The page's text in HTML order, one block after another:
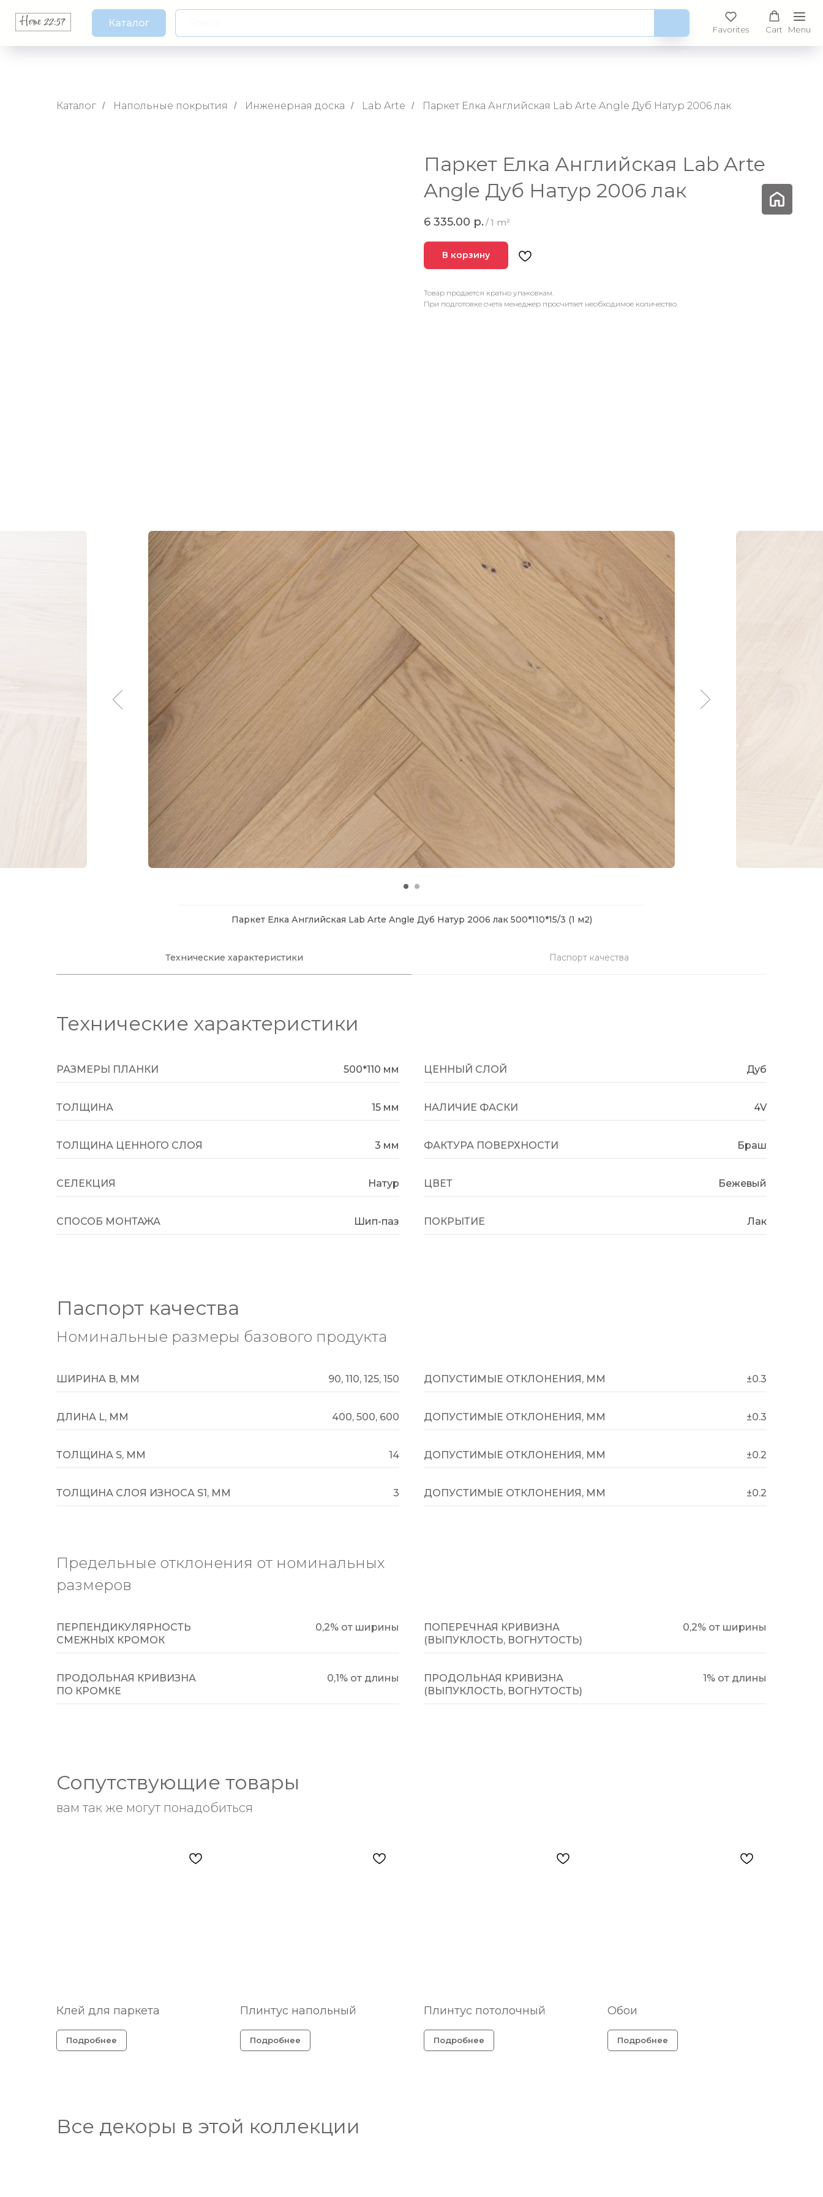
Каталог
Favorites Cart Menu
Каталог / Напольные покрытия / Инженерная доска / Lab Arte / Паркет Елка Английская Lab Arte Angle Дуб Натур 2006 лак
Паркет Елка Английская Lab Arte
Angle Дуб Натур 2006 лак
6 335.00 р. /1 m²
В корзину
Товар продается кратно упаковкам.
При подготовке счета менеджер просчитает необходимое количество.
Паркет Елка Английская Lab Arte Angle Дуб Натур 2006 лак 500*110*15/3 (1 м2)
Технические характеристики Паспорт качества
Технические характеристики
РАЗМЕРЫ ПЛАНКИ 500*110 мм
ТОЛЩИНА 15 мм
ТОЛЩИНА ЦЕННОГО СЛОЯ 3 мм
СЕЛЕКЦИЯ Натур
СПОСОБ МОНТАЖА Шип-паз
ЦЕННЫЙ СЛОЙ Дуб
НАЛИЧИЕ ФАСКИ 4V
ФАКТУРА ПОВЕРХНОСТИ Браш
ЦВЕТ Бежевый
ПОКРЫТИЕ Лак
Паспорт качества
Номинальные размеры базового продукта
ШИРИНА B, ММ 90, 110, 125, 150
ДЛИНА L, ММ 400, 500, 600
ТОЛЩИНА S, ММ 14
ТОЛЩИНА СЛОЯ ИЗНОСА S1, ММ 3
ДОПУСТИМЫЕ ОТКЛОНЕНИЯ, ММ ±0.3
ДОПУСТИМЫЕ ОТКЛОНЕНИЯ, ММ ±0.3
ДОПУСТИМЫЕ ОТКЛОНЕНИЯ, ММ ±0.2
ДОПУСТИМЫЕ ОТКЛОНЕНИЯ, ММ ±0.2
Предельные отклонения от номинальных
размеров
ПЕРПЕНДИКУЛЯРНОСТЬ
СМЕЖНЫХ КРОМОК
0,2% от ширины
ПРОДОЛЬНАЯ КРИВИЗНА
ПО КРОМКЕ
0,1% от длины
ПОПЕРЕЧНАЯ КРИВИЗНА
(ВЫПУКЛОСТЬ, ВОГНУТОСТЬ)
0,2% от ширины
ПРОДОЛЬНАЯ КРИВИЗНА
(ВЫПУКЛОСТЬ, ВОГНУТОСТЬ)
1% от длины
Сопутствующие товары
вам так же могут понадобиться
Клей для паркета
Подробнее
Плинтус напольный
Подробнее
Плинтус потолочный
Подробнее
Обои
Подробнее
Все декоры в этой коллекции